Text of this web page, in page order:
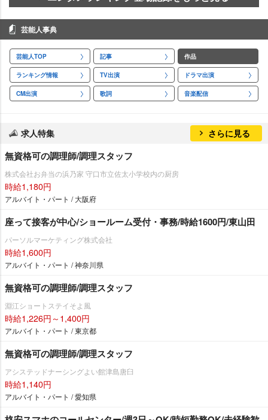
芸能人事典
芸能人TOP 記事 作品
ランキング情報 TV出演 ドラマ出演
CM出演 歌詞 音楽配信
求人特集 さらに見る
無資格可の調理師/調理スタッフ
株式会社お弁当の浜乃家 守口市立佐太小学校内の厨房
時給1,180円
アルバイト・パート / 大阪府
座って接客が中心/ショールーム受付・事務/時給1600円/東山田
パーソルマーケティング株式会社
時給1,600円
アルバイト・パート / 神奈川県
無資格可の調理師/調理スタッフ
淵江ショートステイそよ風
時給1,226円～1,400円
アルバイト・パート / 東京都
無資格可の調理師/調理スタッフ
アシステッドナーシングよい館津島唐臼
時給1,140円
アルバイト・パート / 愛知県